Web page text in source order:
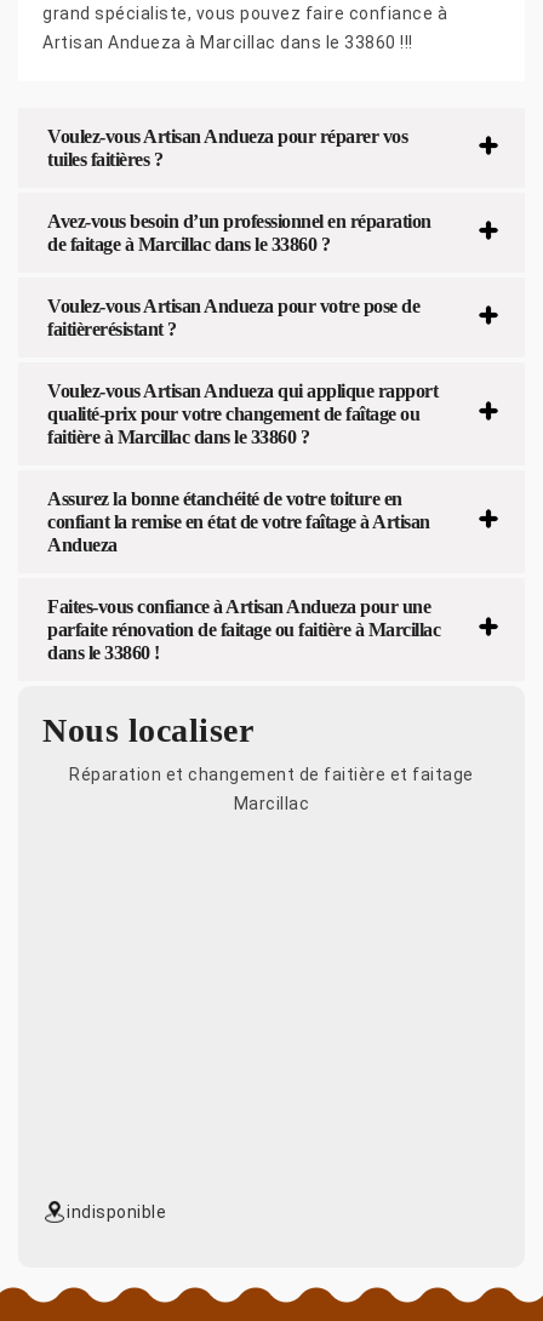
grand spécialiste, vous pouvez faire confiance à
Artisan Andueza à Marcillac dans le 33860 !!!
Voulez-vous Artisan Andueza pour réparer vos
tuiles faitières ?
Avez-vous besoin d’un professionnel en réparation
de faitage à Marcillac dans le 33860 ?
Voulez-vous Artisan Andueza pour votre pose de
faitièrerésistant ?
Voulez-vous Artisan Andueza qui applique rapport
qualité-prix pour votre changement de faîtage ou
faitière à Marcillac dans le 33860 ?
Assurez la bonne étanchéité de votre toiture en
confiant la remise en état de votre faîtage à Artisan
Andueza
Faites-vous confiance à Artisan Andueza pour une
parfaite rénovation de faitage ou faitière à Marcillac
dans le 33860 !
Nous localiser
Réparation et changement de faitière et faitage
Marcillac
indisponible